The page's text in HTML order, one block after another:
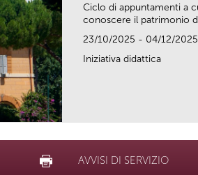
Ciclo di appuntamenti a
conoscere il patrimonio
23/10/2025 - 04/12/2025
Iniziativa didattica
AVVISI DI SERVIZIO